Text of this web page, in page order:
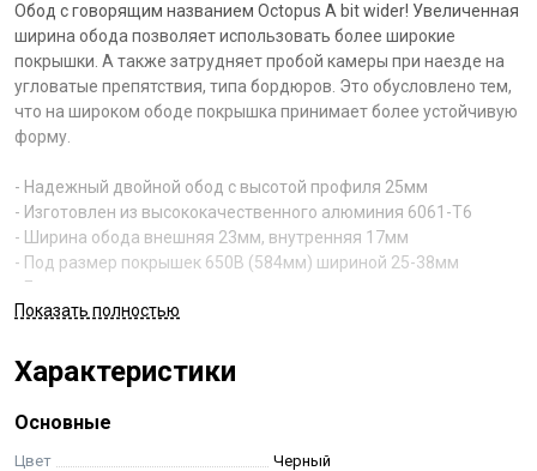
Обод с говорящим названием Octopus A bit wider! Увеличенная
ширина обода позволяет использовать более широкие
покрышки. А также затрудняет пробой камеры при наезде на
угловатые препятствия, типа бордюров. Это обусловлено тем,
что на широком ободе покрышка принимает более устойчивую
форму.
- Надежный двойной обод с высотой профиля 25мм
- Изготовлен из высококачественного алюминия 6061-T6
- Ширина обода внешняя 23мм, внутренняя 17мм
- Под размер покрышек 650B (584мм) шириной 25-38мм
- Есть тормозная дорожка
- Под 32 спицы
- Вес 478гр (анодированный), 495гр (крашенный)
- Цвет черный, либо анодированный черный с логотипом
Octopus
Показать полностью
Характеристики
Основные
Цвет Черный